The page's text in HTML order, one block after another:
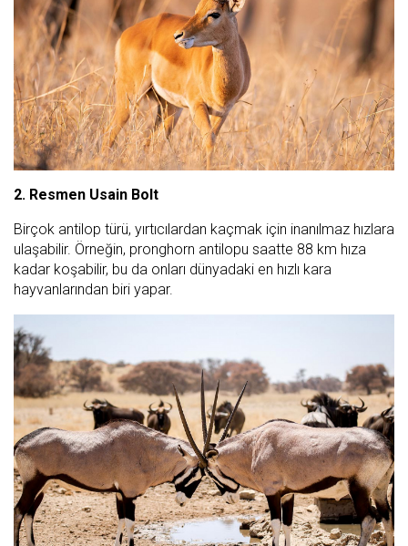
2. Resmen Usain Bolt
Birçok antilop türü, yırtıcılardan kaçmak için inanılmaz hızlara
ulaşabilir. Örneğin, pronghorn antilopu saatte 88 km hıza
kadar koşabilir, bu da onları dünyadaki en hızlı kara
hayvanlarından biri yapar.